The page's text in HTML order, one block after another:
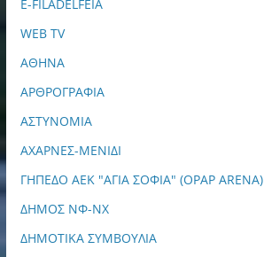
E-FILADELFEIA
WEB TV
ΑΘΗΝΑ
ΑΡΘΡΟΓΡΑΦΙΑ
ΑΣΤΥΝΟΜΙΑ
ΑΧΑΡΝΕΣ-ΜΕΝΙΔΙ
ΓΗΠΕΔΟ ΑΕΚ "ΑΓΙΑ ΣΟΦΙΑ" (OPAP ARENA)
ΔΗΜΟΣ ΝΦ-ΝΧ
ΔΗΜΟΤΙΚΑ ΣΥΜΒΟΥΛΙΑ